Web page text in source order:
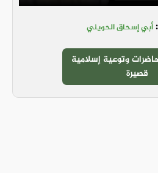
أبي إسحاق الحويني
وتوعية إسلامية
قصيرة